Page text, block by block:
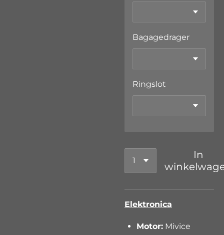
Bagagedrager
Ringslot
In
Elektronica
Motor: Mivice